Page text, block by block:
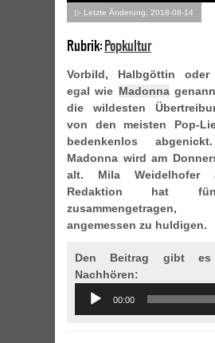
▷ Letzte Änderung: 2018-08-14
Rubrik:Popkultur
Vorbild, Halbgöttin
egal wie Madonna
die wildesten
von den meisten Pop-
bedenkenlos
Madonna wird am
alt. Mila Weidelhofer
Redaktion hat
angemessen zu huldigen.
Den Beitrag gibt
Nachhören:
Audio
Player
00:00